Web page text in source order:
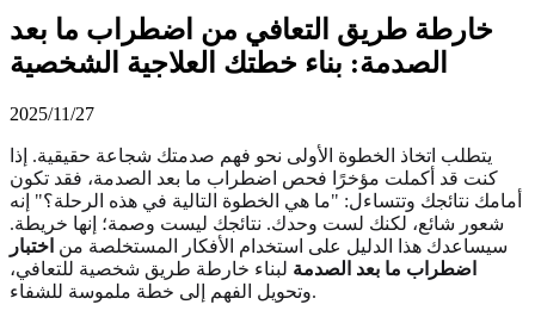
خارطة طريق التعافي من اضطراب ما بعد
الصدمة: بناء خطتك العلاجية الشخصية
2025/11/27
يتطلب اتخاذ الخطوة الأولى نحو فهم صدمتك شجاعة حقيقية. إذا
كنت قد أكملت مؤخرًا فحص اضطراب ما بعد الصدمة، فقد تكون
أمامك نتائجك وتتساءل: "ما هي الخطوة التالية في هذه الرحلة؟" إنه
شعور شائع، لكنك لست وحدك. نتائجك ليست وصمة؛ إنها خريطة.
سيساعدك هذا الدليل على استخدام الأفكار المستخلصة من اختبار
اضطراب ما بعد الصدمة لبناء خارطة طريق شخصية للتعافي،
وتحويل الفهم إلى خطة ملموسة للشفاء.